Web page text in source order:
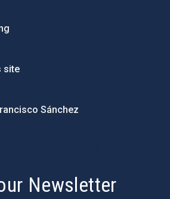
site
Sánchez
Newsletter